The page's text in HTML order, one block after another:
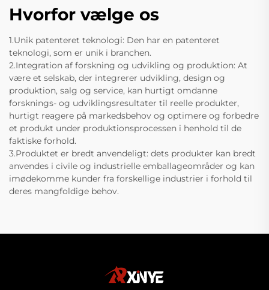
Hvorfor vælge os
1.Unik patenteret teknologi: Den har en patenteret
teknologi, som er unik i branchen.
2.Integration af forskning og udvikling og produktion: At
være et selskab, der integrerer udvikling, design og
produktion, salg og service, kan hurtigt omdanne
forsknings- og udviklingsresultater til reelle produkter,
hurtigt reagere på markedsbehov og optimere og forbedre
et produkt under produktionsprocessen i henhold til de
faktiske forhold.
3.Produktet er bredt anvendeligt: dets produkter kan bredt
anvendes i civile og industrielle emballageområder og kan
imødekomme kunder fra forskellige industrier i forhold til
deres mangfoldige behov.